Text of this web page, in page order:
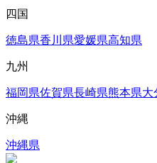
四国
徳島県香川県愛媛県高知県
九州
福岡県佐賀県長崎県熊本県大
沖縄
沖縄県